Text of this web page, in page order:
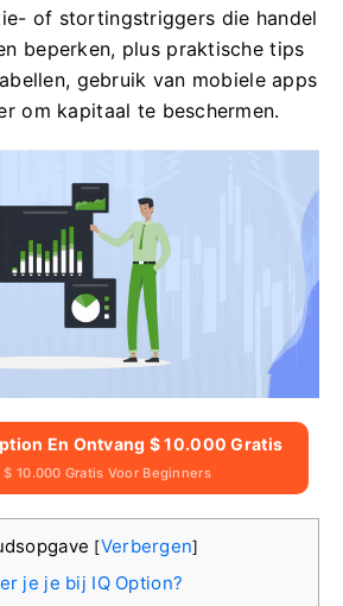
of stortingstriggers die handel
beperken, plus praktische tips
gebruik van mobiele apps
om kapitaal te beschermen.
En Ontvang $ 10.000 Gratis
10.000 Gratis Voor Beginners
[Verbergen]
je je bij IQ Option?